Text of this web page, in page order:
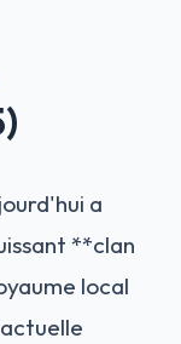
a
**clan
local